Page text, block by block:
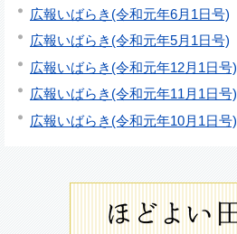
広報いばらき(令和元年6月1日号)
広報いばらき(令和元年5月1日号)
広報いばらき(令和元年12月1日号)
広報いばらき(令和元年11月1日号)
広報いばらき(令和元年10月1日号)